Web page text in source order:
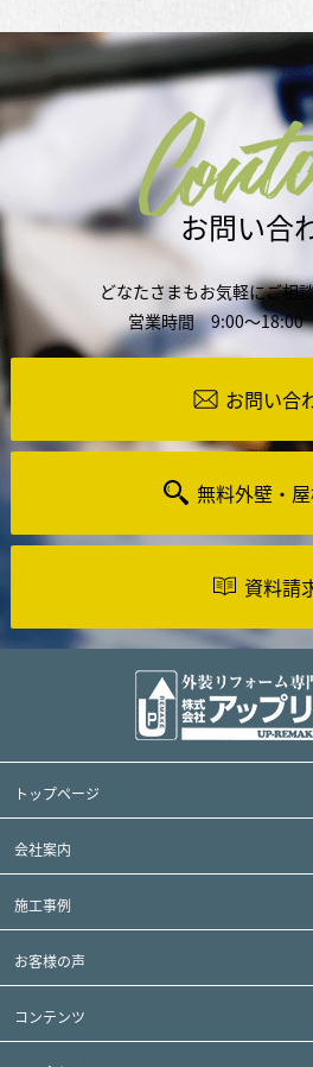
お問い合
どなたさまもお気軽にご相
営業時間 9:00～18:00
お問い合
無料外壁・
資料請
トップページ
会社案内
施工事例
お客様の声
コンテンツ